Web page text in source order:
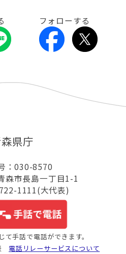
フォローする
県庁
：030-8570
森市長島一丁目1-1
1111(大代表)
手話で電話ができます。
電話リレーサービスについて